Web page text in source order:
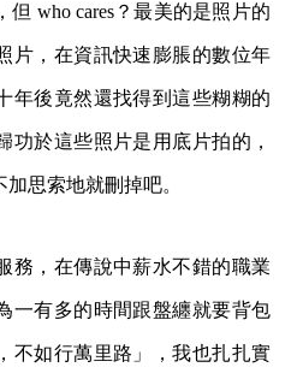
who cares？最美的是照片的
片，在資訊快速膨脹的數位年
年後竟然還找得到這些糊糊的
功於這些照片是用底片拍的，
思索地就刪掉吧。
務，在傳說中薪水不錯的職業
一有多的時間跟盤纏就要背包
不如行萬里路」，我也扎扎實